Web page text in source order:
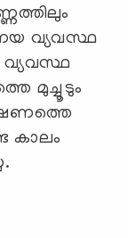
വ്യവസ്ഥ
വ്യവസ്ഥ
മുച്ചൂടും
കാലം